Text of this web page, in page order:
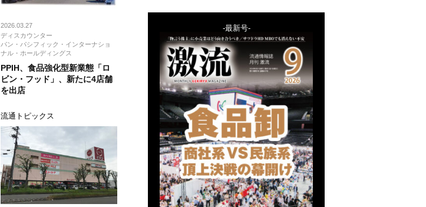
2026.03.27
ディスカウンター
パン・パシフィック・インターナショ
ナル・ホールディングス
PPIH、食品強化型新業態「ロ
ビン・フッド」、新たに4店舗
を出店
流通トピックス
-最新号-